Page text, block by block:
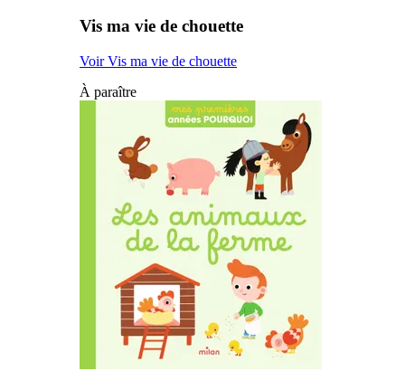
Vis ma vie de chouette
Voir Vis ma vie de chouette
À paraître